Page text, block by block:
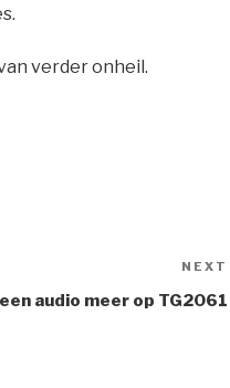
verder onheil.
NEXT
audio meer op TG2061